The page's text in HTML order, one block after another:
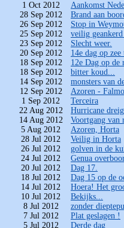
1 Oct 2012
Aankomst
28 Sep 2012
Brand aan
26 Sep 2012
Stop in
25 Sep 2012
veilig
23 Sep 2012
Slecht weer.
20 Sep 2012
14e dag op
18 Sep 2012
12e Dag op de
18 Sep 2012
bitter koud...
14 Sep 2012
monsters van
12 Sep 2012
Azoren -
1 Sep 2012
Terceira
22 Aug 2012
Hurricane
14 Aug 2012
Voortgang van
5 Aug 2012
Azoren, Horta
28 Jul 2012
Veilig in Horta
26 Jul 2012
golven in de
24 Jul 2012
Genua
20 Jul 2012
Dag 17.
18 Jul 2012
Dag 15 op de
14 Jul 2012
Hoera! Het
10 Jul 2012
Bekijks...
8 Jul 2012
zonder
7 Jul 2012
Plat geslagen !
5 Jul 2012
Derde dag